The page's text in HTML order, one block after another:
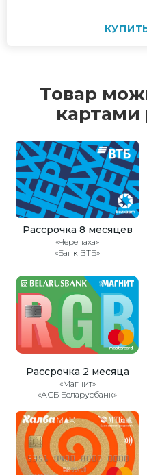
Товар
картами
Рассрочка 8 месяцев
«Черепаха»
«Банк ВТБ»
Рассрочка 2 месяца
«Магнит»
«АСБ Беларусбанк»